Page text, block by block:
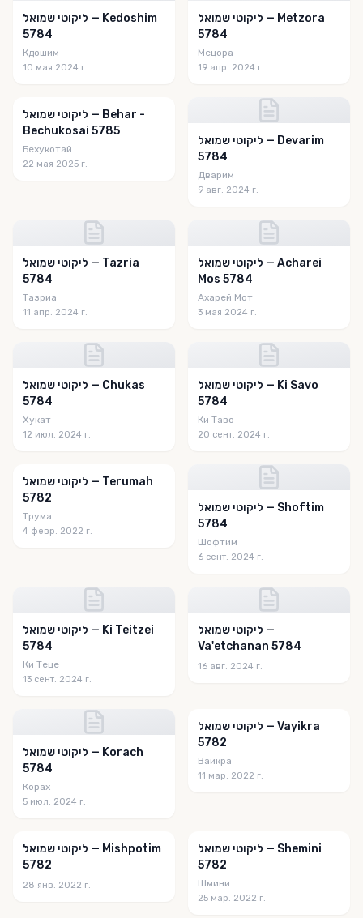
Limuday Moshe
Maayan Chay
MAOR CENTRE publications
Me'oros Hatzaddikim
Menucha Magazine
Meshech Chochma
Michal Horowitz - Shiurim & Classes
Mosaic Express
Moshiach Expressway
Novardok weekly
Ohr Hachaim Hakadosh
Once Upon a Chossid
One Point
Oneness in the Parsha
ליקוטי שמואל — Kedoshim
5784
Кдошим
10 мая 2024 г.
ליקוטי שמואל — Metzora
5784
Мецора
19 апр. 2024 г.
ליקוטי שמואל — Behar -
Bechukosai 5785
Бехукотай
22 мая 2025 г.
ליקוטי שמואל — Devarim
5784
Дварим
9 авг. 2024 г.
ליקוטי שמואל — Tazria
5784
Тазриа
11 апр. 2024 г.
ליקוטי שמואל — Acharei
Mos 5784
Ахарей Мот
3 мая 2024 г.
ליקוטי שמואל — Chukas
5784
Хукат
12 июл. 2024 г.
ליקוטי שמואל — Ki Savo
5784
Ки Таво
20 сент. 2024 г.
ליקוטי שמואל — Terumah
5782
Трума
4 февр. 2022 г.
ליקוטי שמואל — Shoftim
5784
Шофтим
6 сент. 2024 г.
ליקוטי שמואל — Ki Teitzei
5784
Ки Теце
13 сент. 2024 г.
ליקוטי שמואל —
Va'etchanan 5784
16 авг. 2024 г.
ליקוטי שמואל — Korach
5784
Корах
5 июл. 2024 г.
ליקוטי שמואל — Vayikra
5782
Ваикра
11 мар. 2022 г.
ליקוטי שמואל — Mishpotim
5782
28 янв. 2022 г.
ליקוטי שמואל — Shemini
5782
Шмини
25 мар. 2022 г.